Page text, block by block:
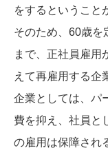
をするということ
そのため、60歳を
まで、正社員雇用
えて再雇用する企
企業としては、パ
費を抑え、社員と
の雇用は保障され